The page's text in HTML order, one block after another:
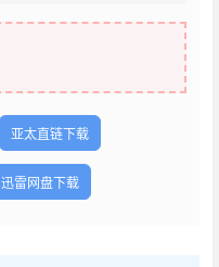
亚太直链下载
迅雷网盘下载